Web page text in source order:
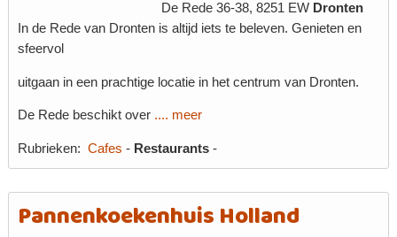
De Rede 36-38, 8251 EW Dronten
In de Rede van Dronten is altijd iets te beleven. Genieten en
sfeervol
uitgaan in een prachtige locatie in het centrum van Dronten.
De Rede beschikt over .... meer
Rubrieken:Cafes - Restaurants -
Pannenkoekenhuis Holland